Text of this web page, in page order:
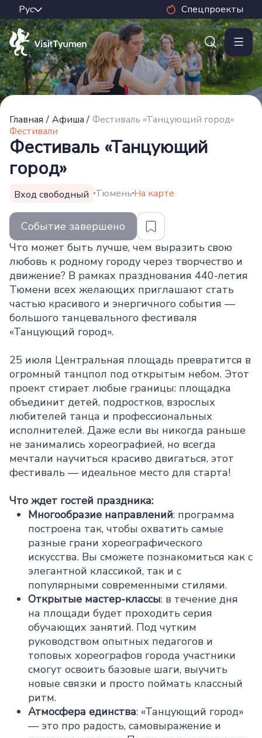
Спецпроекты
Главная / Афиша / Фестиваль «Танцующий город»
Фестивали
Фестиваль «Танцующий
город»
Вход свободный Тюмень На карте
Событие завершено
Что может быть лучше, чем выразить свою
любовь к родному городу через творчество и
движение? В рамках празднования 440-летия
Тюмени всех желающих приглашают стать
частью красивого и энергичного события —
большого танцевального фестиваля
«Танцующий город».
25 июля Центральная площадь превратится в
огромный танцпол под открытым небом. Этот
проект стирает любые границы: площадка
объединит детей, подростков, взрослых
любителей танца и профессиональных
исполнителей. Даже если вы никогда раньше
не занимались хореографией, но всегда
мечтали научиться красиво двигаться, этот
фестиваль — идеальное место для старта!
Что ждет гостей праздника:
Многообразие направлений: программа
построена так, чтобы охватить самые
разные грани хореографического
искусства. Вы сможете познакомиться как с
элегантной классикой, так и с
популярными современными стилями.
Открытые мастер-классы: в течение дня
на площади будет проходить серия
обучающих занятий. Под чутким
руководством опытных педагогов и
топовых хореографов города участники
смогут освоить базовые шаги, выучить
новые связки и просто поймать классный
ритм.
Атмосфера единства: «Танцующий город»
— это про радость, самовыражение и